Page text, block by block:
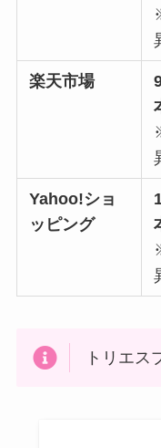
楽天市場
Yahoo!ショ
ッピング
トリエス